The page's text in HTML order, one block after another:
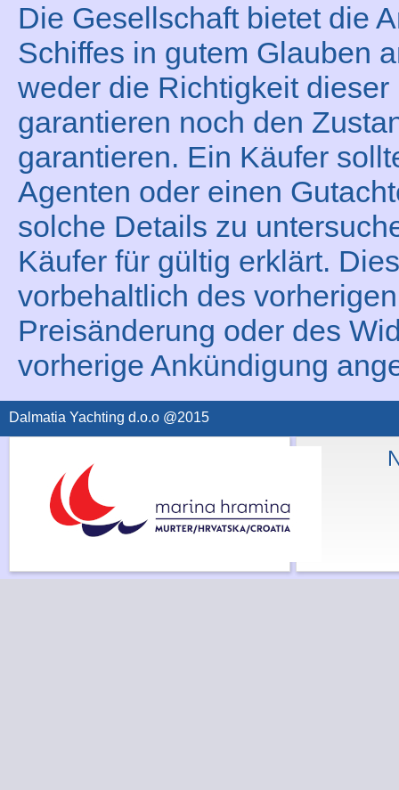
Die Gesellschaft bietet die
Schiffes in gutem Glauben
weder die Richtigkeit dieser
garantieren noch den
garantieren. Ein Käufer
Agenten oder einen
solche Details zu
Käufer für gültig erklärt.
vorbehaltlich des
Preisänderung oder des
vorherige Ankündigung
Dalmatia Yachting d.o.o @2015